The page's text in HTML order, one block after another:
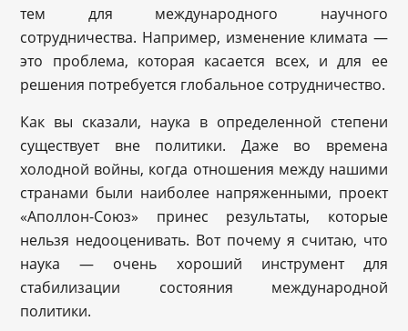
тем для международного научного
сотрудничества. Например, изменение климата —
это проблема, которая касается всех, и для ее
решения потребуется глобальное сотрудничество.
Как вы сказали, наука в определенной степени
существует вне политики. Даже во времена
холодной войны, когда отношения между нашими
странами были наиболее напряженными, проект
«Аполлон-Союз» принес результаты, которые
нельзя недооценивать. Вот почему я считаю, что
наука — очень хороший инструмент для
стабилизации состояния международной
политики.